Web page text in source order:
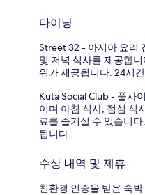
다이닝
Street 32 - 아시아 요리
및 저녁 식사를 제공합
워가 제공됩니다. 24시
Kuta Social Club - 풀사
이며 아침 식사, 점심 식
료를 즐기실 수 있습니
됩니다.
수상 내역 및 제휴
친환경 인증을 받은 숙박